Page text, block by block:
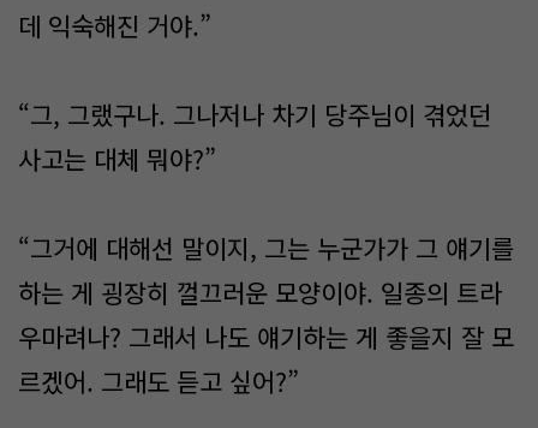
데 익숙해진 거야.”
“그, 그랬구나. 그나저나 차기 당주님이 겪었던
사고는 대체 뭐야?”
“그거에 대해선 말이지, 그는 누군가가 그 얘기를
하는 게 굉장히 껄끄러운 모양이야. 일종의 트라
우마려나? 그래서 나도 얘기하는 게 좋을지 잘 모
르겠어. 그래도 듣고 싶어?”